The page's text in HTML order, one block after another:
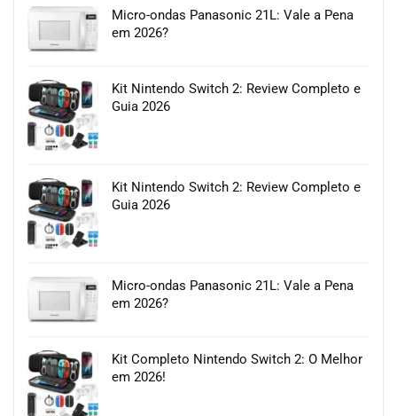
Micro-ondas Panasonic 21L: Vale a Pena
em 2026?
Kit Nintendo Switch 2: Review Completo e
Guia 2026
Kit Nintendo Switch 2: Review Completo e
Guia 2026
Micro-ondas Panasonic 21L: Vale a Pena
em 2026?
Kit Completo Nintendo Switch 2: O Melhor
em 2026!